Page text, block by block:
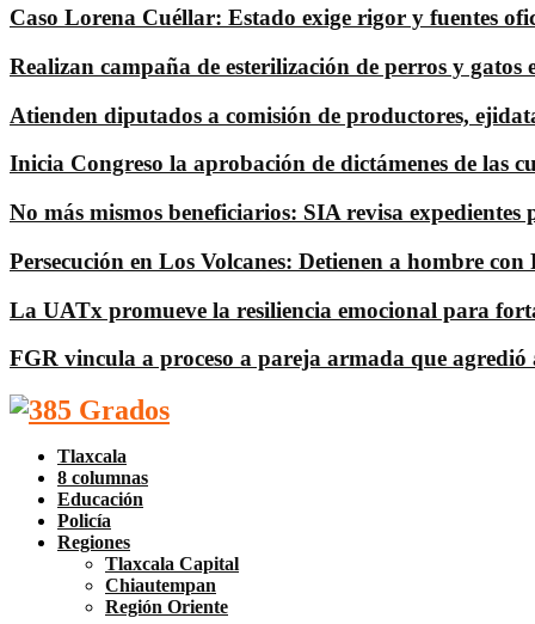
Caso Lorena Cuéllar: Estado exige rigor y fuentes
Realizan campaña de esterilización de perros y
Atienden diputados a comisión de productores,
Inicia Congreso la aprobación de dictámenes de las
No más mismos beneficiarios: SIA revisa
Persecución en Los Volcanes: Detienen a hombre
La UATx promueve la resiliencia emocional para
FGR vincula a proceso a pareja armada que agredió
Facebook
Twitter
Instagram
Pinterest
Google
Youtube
Tlaxcala
8 columnas
Educación
Policía
Regiones
Tlaxcala Capital
Chiautempan
Región Oriente